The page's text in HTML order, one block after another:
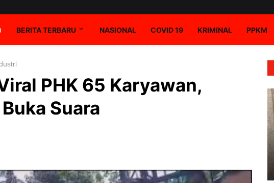
BERITA TERBARU NASIONAL COVID 19 KRIMINAL PPKM
PHK 65 Karyawan,
Suara